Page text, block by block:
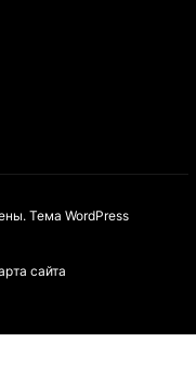
Тема WordPress
сайта